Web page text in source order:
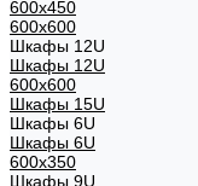
600x450
600x600
Шкафы 12U
Шкафы 12U
600x600
Шкафы 15U
Шкафы 6U
Шкафы 6U
600x350
Шкафы 9U